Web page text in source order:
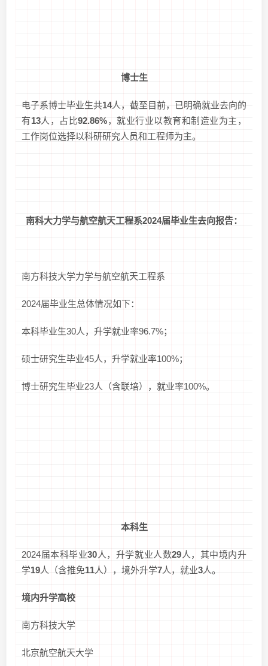
博士生
电子系博士毕业生共14人，截至目前，已明确就业去向的
有13人，占比92.86%，就业行业以教育和制造业为主，
工作岗位选择以科研研究人员和工程师为主。
南科大力学与航空航天工程系2024届毕业生去向报告：
南方科技大学力学与航空航天工程系
2024届毕业生总体情况如下：
本科毕业生30人，升学就业率96.7%；
硕士研究生毕业45人，升学就业率100%；
博士研究生毕业23人（含联培），就业率100%。
本科生
2024届本科毕业30人，升学就业人数29人，其中境内升
学19人（含推免11人），境外升学7人，就业3人。
境内升学高校
南方科技大学
北京航空航天大学